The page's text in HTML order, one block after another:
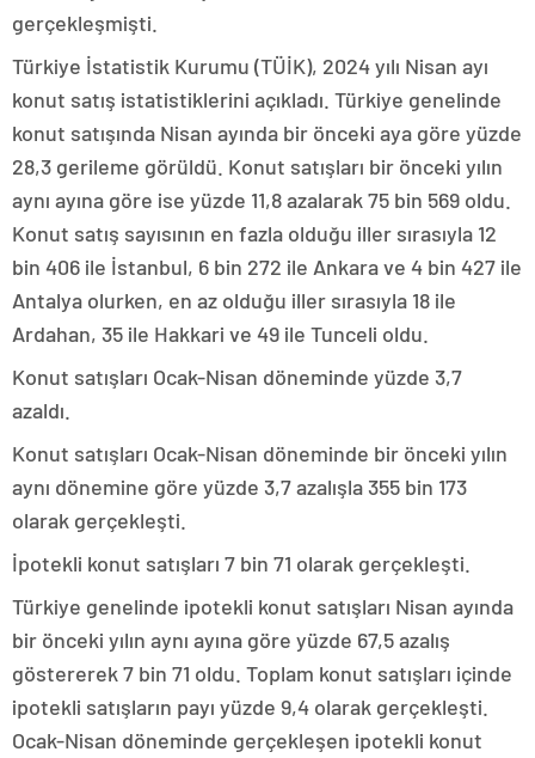
gerçekleşmişti.
Türkiye İstatistik Kurumu (TÜİK), 2024 yılı Nisan ayı
konut satış istatistiklerini açıkladı. Türkiye genelinde
konut satışında Nisan ayında bir önceki aya göre yüzde
28,3 gerileme görüldü. Konut satışları bir önceki yılın
aynı ayına göre ise yüzde 11,8 azalarak 75 bin 569 oldu.
Konut satış sayısının en fazla olduğu iller sırasıyla 12
bin 406 ile İstanbul, 6 bin 272 ile Ankara ve 4 bin 427 ile
Antalya olurken, en az olduğu iller sırasıyla 18 ile
Ardahan, 35 ile Hakkari ve 49 ile Tunceli oldu.
Konut satışları Ocak-Nisan döneminde yüzde 3,7
azaldı.
Konut satışları Ocak-Nisan döneminde bir önceki yılın
aynı dönemine göre yüzde 3,7 azalışla 355 bin 173
olarak gerçekleşti.
İpotekli konut satışları 7 bin 71 olarak gerçekleşti.
Türkiye genelinde ipotekli konut satışları Nisan ayında
bir önceki yılın aynı ayına göre yüzde 67,5 azalış
göstererek 7 bin 71 oldu. Toplam konut satışları içinde
ipotekli satışların payı yüzde 9,4 olarak gerçekleşti.
Ocak-Nisan döneminde gerçekleşen ipotekli konut